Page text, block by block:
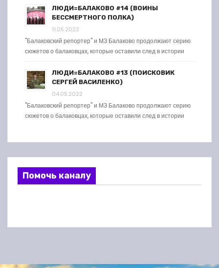
ЛЮДИ=БАЛАКОВО #14 (ВОИНЫ
БЕССМЕРТНОГО ПОЛКА)
11.05.2022
"Балаковский репортер" и МЗ Балаково продолжают серию
сюжетов о балаковцах, которые оставили след в истории
ЛЮДИ=БАЛАКОВО #13 (ПОИСКОВИК
СЕРГЕЙ ВАСИЛЕНКО)
04.05.2022
"Балаковский репортер" и МЗ Балаково продолжают серию
сюжетов о балаковцах, которые оставили след в истории
Помочь каналу